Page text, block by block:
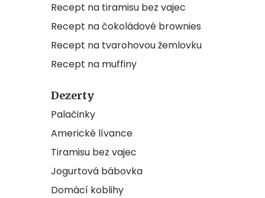
Recept na tiramisu bez vajec
Recept na čokoládové brownies
Recept na tvarohovou žemlovku
Recept na muffiny
Dezerty
Palačinky
Americké lívance
Tiramisu bez vajec
Jogurtová bábovka
Domácí koblihy